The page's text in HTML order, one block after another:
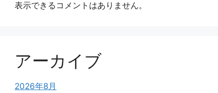
表示できるコメントはありません。
アーカイブ
2026年8月